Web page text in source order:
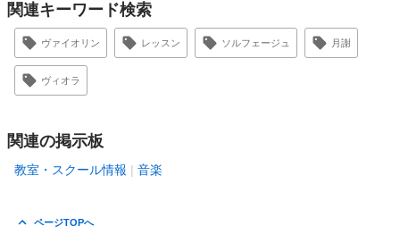
関連キーワード検索
ヴァイオリン レッスン ソルフェージュ 月謝
ヴィオラ
関連の掲示板
教室・スクール情報 音楽
ページTOPへ